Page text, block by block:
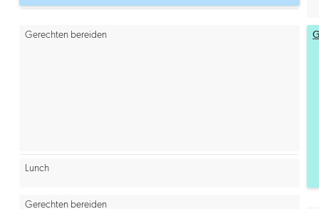
Lunch
Gerechten bereiden
Gerechten bereiden